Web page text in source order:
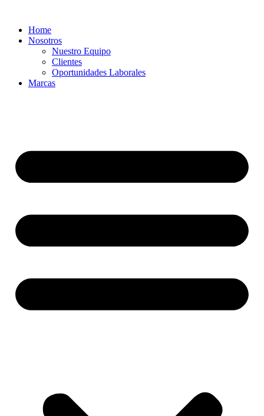
contenidoHome
Nosotros
Nuestro Equipo
Clientes
Oportunidades Laborales
Marcas